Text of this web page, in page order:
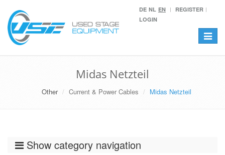
DE NL EN
REGISTER
LOGIN
Toggle
Midas Netzteil
Other Current & Power Cables Midas Netzteil
Show category navigation